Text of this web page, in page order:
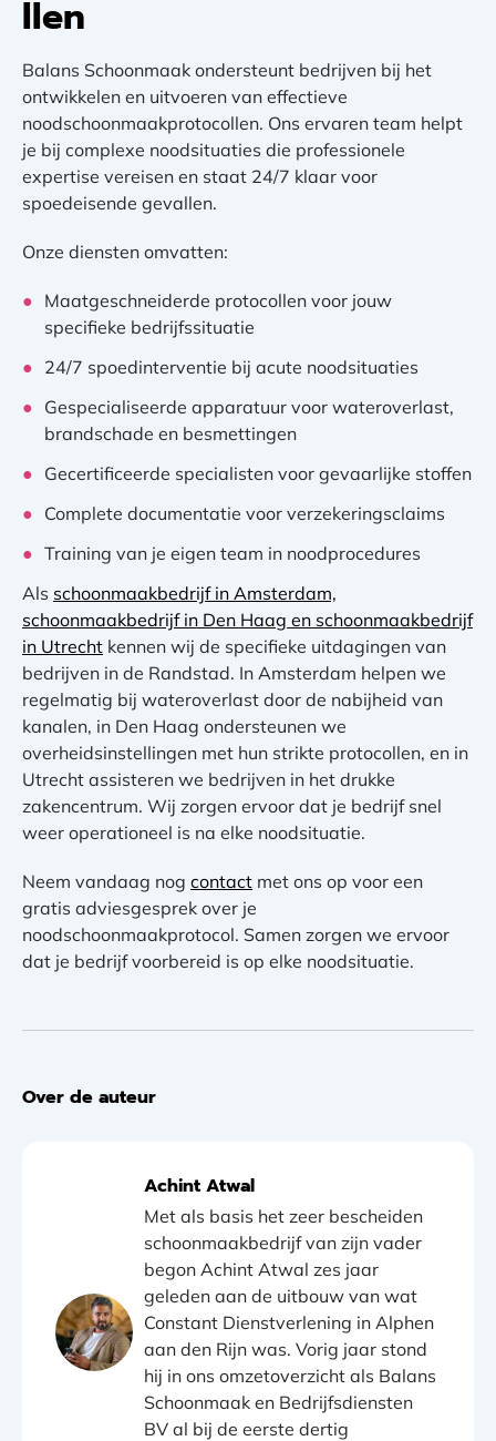
llen
Balans Schoonmaak ondersteunt bedrijven bij het
ontwikkelen en uitvoeren van effectieve
noodschoonmaakprotocollen. Ons ervaren team helpt
je bij complexe noodsituaties die professionele
expertise vereisen en staat 24/7 klaar voor
spoedeisende gevallen.
Onze diensten omvatten:
Maatgeschneiderde protocollen voor jouw
specifieke bedrijfssituatie
24/7 spoedinterventie bij acute noodsituaties
Gespecialiseerde apparatuur voor wateroverlast,
brandschade en besmettingen
Gecertificeerde specialisten voor gevaarlijke stoffen
Complete documentatie voor verzekeringsclaims
Training van je eigen team in noodprocedures
Als schoonmaakbedrijf in Amsterdam,
schoonmaakbedrijf in Den Haag en schoonmaakbedrijf
in Utrecht kennen wij de specifieke uitdagingen van
bedrijven in de Randstad. In Amsterdam helpen we
regelmatig bij wateroverlast door de nabijheid van
kanalen, in Den Haag ondersteunen we
overheidsinstellingen met hun strikte protocollen, en in
Utrecht assisteren we bedrijven in het drukke
zakencentrum. Wij zorgen ervoor dat je bedrijf snel
weer operationeel is na elke noodsituatie.
Neem vandaag nog contact met ons op voor een
gratis adviesgesprek over je
noodschoonmaakprotocol. Samen zorgen we ervoor
dat je bedrijf voorbereid is op elke noodsituatie.
Over de auteur
Achint Atwal
Met als basis het zeer bescheiden
schoonmaakbedrijf van zijn vader
begon Achint Atwal zes jaar
geleden aan de uitbouw van wat
Constant Dienstverlening in Alphen
aan den Rijn was. Vorig jaar stond
hij in ons omzetoverzicht als Balans
Schoonmaak en Bedrijfsdiensten
BV al bij de eerste dertig